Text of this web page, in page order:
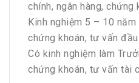
chính, ngân hàng,
Kinh nghiệm 5 – 10
chứng khoán, tư vấn
Có kinh nghiệm làm
chứng khoán, tư vấn tài